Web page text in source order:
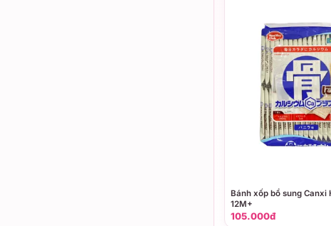
Bánh xốp bổ sung Canxi
12M+
105.000đ